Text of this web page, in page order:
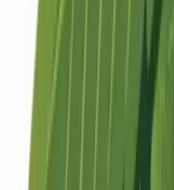
Strains
Standorte